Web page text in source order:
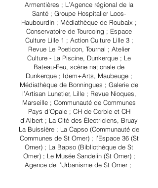
Armentières ; L’Agence régional de la
Santé ; Groupe Hospitalier Loos-
Haubourdin ; Médiathèque de Roubaix ;
Conservatoire de Tourcoing ; Espace
Culture Lille 1 ; Action Culture Lille 3 ;
Revue Le Poeticon, Tournai ; Atelier
Culture - La Piscine, Dunkerque ; Le
Bateau-Feu, scène nationale de
Dunkerque ; Idem+Arts, Maubeuge ;
Médiathèque de Bonningues ; Galerie de
l’Artisan Lunetier, Lille ; Revue Nioques,
Marseille ; Communauté de Communes
Pays d’Opale ; CH de Corbie et CH
d’Albert ; La Cité des Électriciens, Bruay
La Buissière ; La Capso (Communauté de
Communes de St Omer) ; l’Espace 36 (St
Omer) ; La Bapso (Bibliothèque de St
Omer) ; Le Musée Sandelin (St Omer) ;
Agence de l’Urbanisme de St Omer ;